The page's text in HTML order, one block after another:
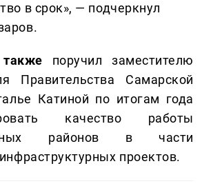
в срок», — подчеркнул
также поручил заместителю
Правительства Самарской
Катиной по итогам года
качество работы
районов в части
проектов.